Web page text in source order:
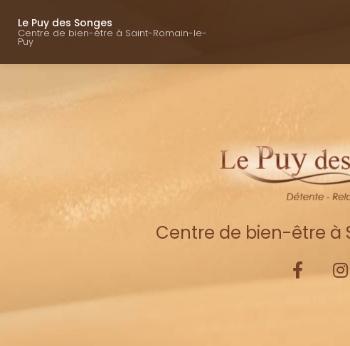
contenu
Le Puy des Songes
Centre de bien-être à Saint-Romain-le-
Puy
Centre de bien-être